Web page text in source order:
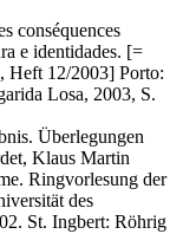
conséquences
e identidades. [=
Heft 12/2003] Porto:
Losa, 2003, S.
Überlegungen
Klaus Martin
Ringvorlesung der
des
St. Ingbert: Röhrig